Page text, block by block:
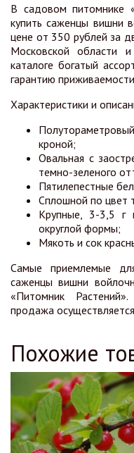
В садовом питомнике
купить саженцы вишни
цене от 350 рублей за
Московской области
каталоге богатый
гарантию
Характеристики и
кроной;
Овальная с
темно-зеленого
Пятилепестные
Сплошной по цвет
Крупные, 3-3,5 г
округлой формы;
Мякоть и сок
Самые приемлемые
саженцы вишни
«Питомник
продажа
Похожие